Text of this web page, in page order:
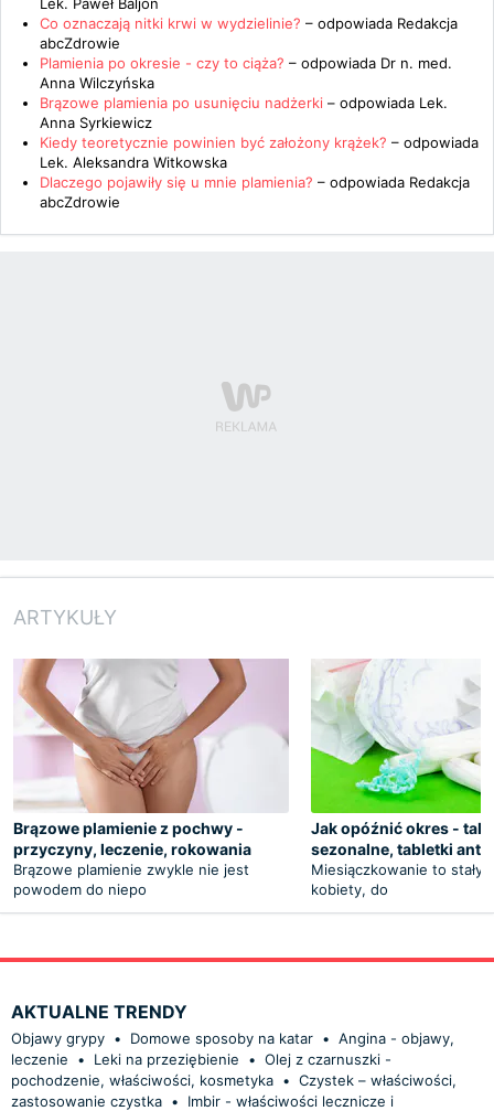
Co oznaczają nitki krwi w wydzielinie? – odpowiada Redakcja
abcZdrowie
Plamienia po okresie - czy to ciąża? – odpowiada Dr n. med.
Anna Wilczyńska
Brązowe plamienia po usunięciu nadżerki – odpowiada Lek.
Anna Syrkiewicz
Kiedy teoretycznie powinien być założony krążek? – odpowiada
Lek. Aleksandra Witkowska
Dlaczego pojawiły się u mnie plamienia? – odpowiada Redakcja
abcZdrowie
ARTYKUŁY
Brązowe plamienie z pochwy -
przyczyny, leczenie, rokowania
Brązowe plamienie zwykle nie jest
powodem do niepo
Jak opóźnić okres -
sezonalne, tabletki
Miesiączkowanie to stały
kobiety, do
AKTUALNE TRENDY
Objawy grypy • Domowe sposoby na katar • Angina - objawy,
leczenie
• Leki na przeziębienie • Olej z czarnuszki -
pochodzenie, właściwości, kosmetyka • Czystek – właściwości,
zastosowanie czystka •
Imbir - właściwości lecznicze i